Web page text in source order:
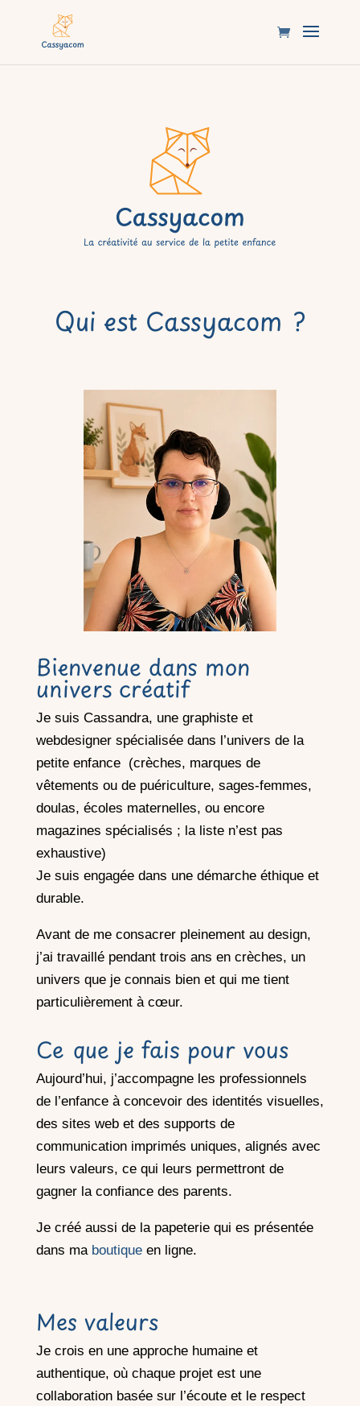
Qui est Cassyacom ?
Bienvenue dans mon
univers créatif
Je suis Cassandra, une graphiste et
webdesigner spécialisée dans l’univers de la
petite enfance (crèches, marques de
vêtements ou de puériculture, sages-femmes,
doulas, écoles maternelles, ou encore
magazines spécialisés ; la liste n’est pas
exhaustive)
Je suis engagée dans une démarche éthique et
durable.
Avant de me consacrer pleinement au design,
j’ai travaillé pendant trois ans en crèches, un
univers que je connais bien et qui me tient
particulièrement à cœur.
Ce que je fais pour vous
Aujourd’hui, j’accompagne les professionnels
de l’enfance à concevoir des identités visuelles,
des sites web et des supports de
communication imprimés uniques, alignés avec
leurs valeurs, ce qui leurs permettront de
gagner la confiance des parents.
Je créé aussi de la papeterie qui es présentée
dans ma boutiqueen ligne.
Mes valeurs
Je crois en une approche humaine et
authentique, où chaque projet est une
collaboration basée sur l’écoute et le respect